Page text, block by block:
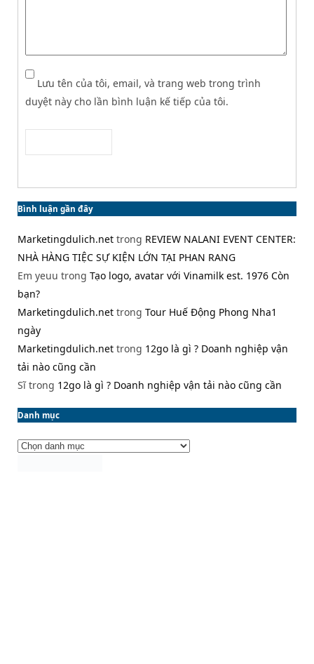
Lưu tên của tôi, email, và trang web trong trình
duyệt này cho lần bình luận kế tiếp của tôi.
Bình luận gần đây
Marketingdulich.net trong REVIEW NALANI EVENT CENTER:
NHÀ HÀNG TIỆC SỰ KIỆN LỚN TẠI PHAN RANG
Em yeuu trong Tạo logo, avatar với Vinamilk est. 1976 Còn
bạn?
Marketingdulich.net trong Tour Huế Động Phong Nha1
ngày
Marketingdulich.net trong 12go là gì ? Doanh nghiệp vận
tải nào cũng cần
Sĩtrong 12go là gì ? Doanh nghiệp vận tải nào cũng cần
Danh mục
Danh